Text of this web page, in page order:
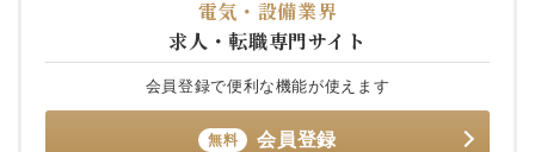
電気・設備業界
求人・転職専門サイト
会員登録で便利な機能が使えます
無料 会員登録